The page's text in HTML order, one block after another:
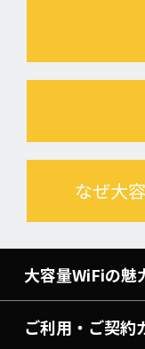
なぜ大
大容量WiFiの魅
ご利用・ご契約